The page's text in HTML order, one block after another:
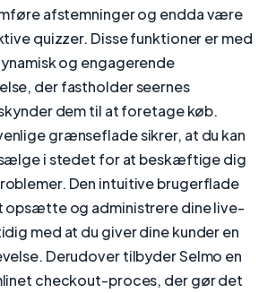
afstemninger og endda være
quizzer. Disse funktioner er med
og engagerende
der fastholder seernes
dem til at foretage køb.
grænseflade sikrer, at du kan
i stedet for at beskæftige dig
Den intuitive brugerflade
opsætte og administrere dine live-
med at du giver dine kunder en
Derudover tilbyder Selmo en
checkout-proces, der gør det